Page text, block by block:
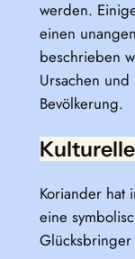
werden.
einen
beschrieben
Ursachen
Bevölkerung.
Koriander hat
eine